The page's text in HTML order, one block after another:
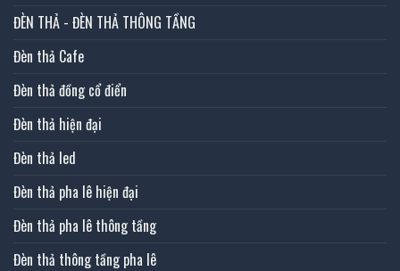
ĐÈN THẢ - ĐÈN THẢ THÔNG TẦNG
Đèn thả Cafe
Đèn thả đồng cổ điển
Đèn thả hiện đại
Đèn thả led
Đèn thả pha lê hiện đại
Đèn thả pha lê thông tầng
Đèn thả thông tầng pha lê